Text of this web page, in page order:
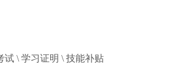
试 \ 学习证明 \ 技能补贴